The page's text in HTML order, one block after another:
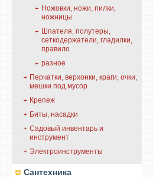
Ножовки, ножи, пилки,
ножницы
Шпателя, полутеры,
сеткодержатели, гладилки,
правило
разное
Перчатки, верхонки, краги, очки,
мешки под мусор
Крепеж
Биты, насадки
Садовый инвентарь и
инструмент
Электроинструменты
Сантехника